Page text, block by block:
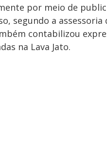
por meio de
segundo a
contabilizou
na Lava Jato.